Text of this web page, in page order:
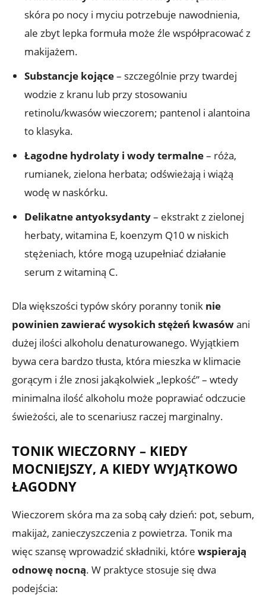
skóra po nocy i myciu potrzebuje nawodnienia,
ale zbyt lepka formuła może źle współpracować z
makijażem.
Substancje kojące– szczególnie przy twardej
wodzie z kranu lub przy stosowaniu
retinolu/kwasów wieczorem; pantenol i alantoina
to klasyka.
Łagodne hydrolaty i wody termalne– róża,
rumianek, zielona herbata; odświeżają i wiążą
wodę w naskórku.
Delikatne antyoksydanty– ekstrakt z zielonej
herbaty, witamina E, koenzym Q10 w niskich
stężeniach, które mogą uzupełniać działanie
serum z witaminą C.
Dla większości typów skóry poranny tonik nie
powinien zawierać wysokich stężeń kwasówani
dużej ilości alkoholu denaturowanego. Wyjątkiem
bywa cera bardzo tłusta, która mieszka w klimacie
gorącym i źle znosi jakąkolwiek „lepkość” – wtedy
minimalna ilość alkoholu może poprawiać odczucie
świeżości, ale to scenariusz raczej marginalny.
TONIK WIECZORNY – KIEDY
MOCNIEJSZY, A KIEDY WYJĄTKOWO
ŁAGODNY
Wieczorem skóra ma za sobą cały dzień: pot, sebum,
makijaż, zanieczyszczenia z powietrza. Tonik ma
więc szansę wprowadzić składniki, które wspierają
odnowę nocną. W praktyce stosuje się dwa
podejścia: